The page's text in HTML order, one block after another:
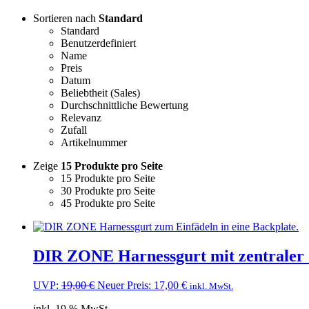
Sortieren nach Standard
Standard
Benutzerdefiniert
Name
Preis
Datum
Beliebtheit (Sales)
Durchschnittliche Bewertung
Relevanz
Zufall
Artikelnummer
Zeige 15 Produkte pro Seite
15 Produkte pro Seite
30 Produkte pro Seite
45 Produkte pro Seite
DIR ZONE Harnessgurt mit zentraler
UVP: 19,00€ Ursprünglicher
Neuer Preis: 17,00 €Aktueller
inkl. MwSt.